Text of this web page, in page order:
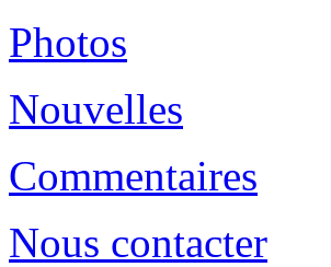
Photos
Nouvelles
Commentaires
Nous contacter